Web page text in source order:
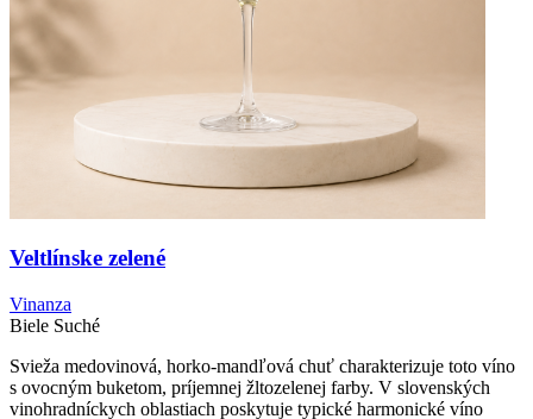
Veltlínske zelené
Vinanza
Biele Suché
Svieža medovinová, horko-mandľová chuť charakterizuje toto víno
s ovocným buketom, príjemnej žltozelenej farby. V slovenských
vinohradníckych oblastiach poskytuje typické harmonické víno